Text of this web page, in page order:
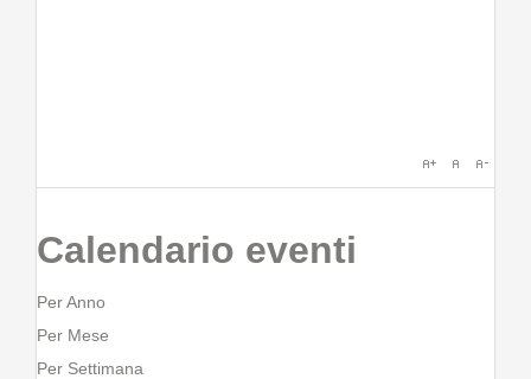
Calendario eventi
Per Anno
Per Mese
Per Settimana